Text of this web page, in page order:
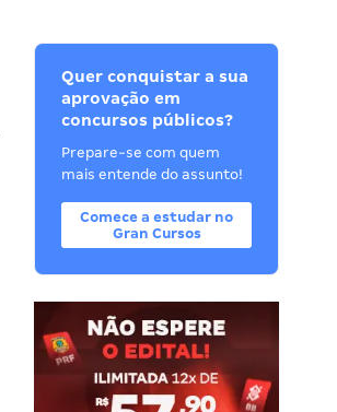
Quer conquistar a sua
aprovação em
concursos públicos?
Prepare-se com quem
mais entende do assunto!
Comece a estudar no
Gran Cursos